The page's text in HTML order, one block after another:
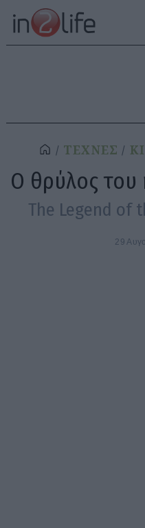
ΤΕΧΝΕΣ
Ο θρύλος
The Legend of
29